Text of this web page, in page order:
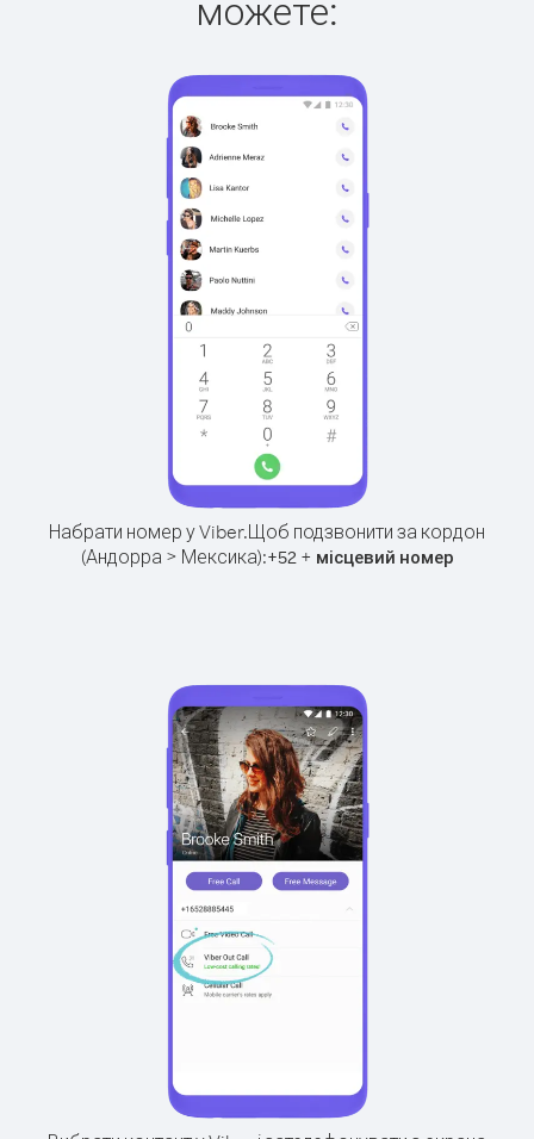
можете:
Набрати номер у Viber.Щоб подзвонити за кордон
(Андорра > Мексика):+52+ місцевий номер